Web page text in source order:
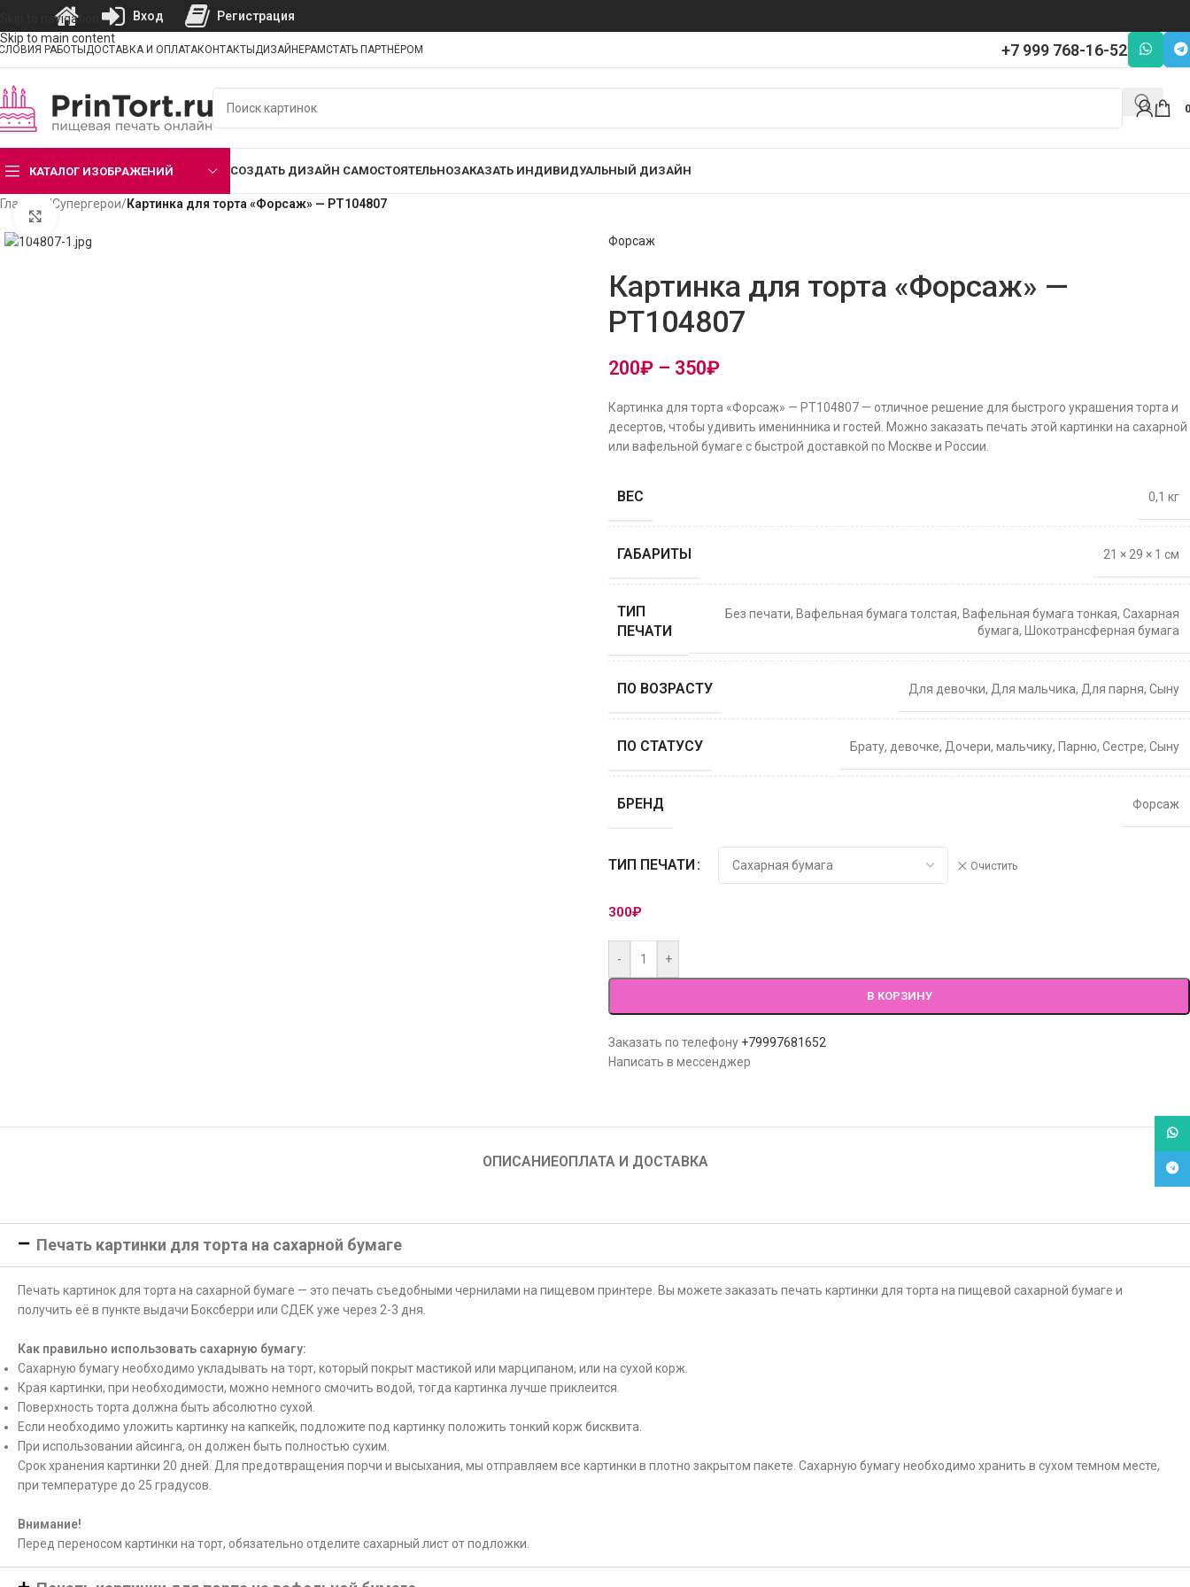
Skip to navigation
Skip to main content
РАБОТЫ ДОСТАВКА И ОПЛАТАКОНТАКТЫ ДИЗАЙНЕРАМСТАТЬ ПАРТНЁРОМ +7 999 768-16-52
0
КАТАЛОГ ИЗОБРАЖЕНИЙ СОЗДАТЬ ДИЗАЙН САМОСТОЯТЕЛЬНОЗАКАЗАТЬ ИНДИВИДУАЛЬНЫЙ ДИЗАЙН
Главная /Супергерои/Картинка для торта «Форсаж» — PT104807
Форсаж
Картинка для торта «Форсаж» —
PT104807
200₽ – 350₽
Картинка для торта «Форсаж» — PT104807 — отличное решение для быстрого украшения торта и
десертов, чтобы удивить именинника и гостей. Можно заказать печать этой картинки на сахарной
или вафельной бумаге с быстрой доставкой по Москве и России.
ВЕС 0,1 кг
ГАБАРИТЫ 21 × 29 × 1 см
ТИП
ПЕЧАТИ
Без печати, Вафельная бумага толстая, Вафельная бумага тонкая, Сахарная
бумага, Шокотрансферная бумага
ПО ВОЗРАСТУ Для девочки, Для мальчика, Для парня, Сыну
ПО СТАТУСУ Брату, девочке, Дочери, мальчику, Парню, Сестре, Сыну
БРЕНД Форсаж
ТИП ПЕЧАТИ Очистить
300₽
- +
В КОРЗИНУ
Заказать по телефону +79997681652
Написать в мессенджер
ОПИСАНИЕОПЛАТА И ДОСТАВКА
Печать картинки для торта на сахарной бумаге
Печать картинок для торта на сахарной бумаге — это печать съедобными чернилами на пищевом принтере. Вы можете заказать печать картинки для торта на пищевой сахарной бумаге и
получить её в пункте выдачи Боксберри или СДЕК уже через 2-3 дня.
Как правильно использовать сахарную бумагу:
Сахарную бумагу необходимо укладывать на торт, который покрыт мастикой или марципаном, или на сухой корж.
Края картинки, при необходимости, можно немного смочить водой, тогда картинка лучше приклеится.
Поверхность торта должна быть абсолютно сухой.
Если необходимо уложить картинку на капкейк, подложите под картинку положить тонкий корж бисквита.
При использовании айсинга, он должен быть полностью сухим.
Срок хранения картинки 20 дней. Для предотвращения порчи и высыхания, мы отправляем все картинки в плотно закрытом пакете. Сахарную бумагу необходимо хранить в сухом темном месте,
при температуре до 25 градусов.
Внимание!
Перед переносом картинки на торт, обязательно отделите сахарный лист от подложки.
Вход Регистрация